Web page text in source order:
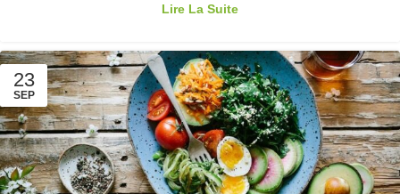
Lire La Suite
23
SEP